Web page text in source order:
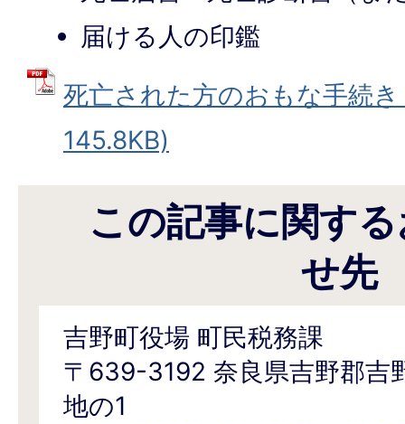
届ける人の印鑑
死亡された方のおもな手続
145.8KB)
この記事に関す
せ先
吉野町役場 町民税務課
〒639-3192 奈良県吉野郡吉
地の1